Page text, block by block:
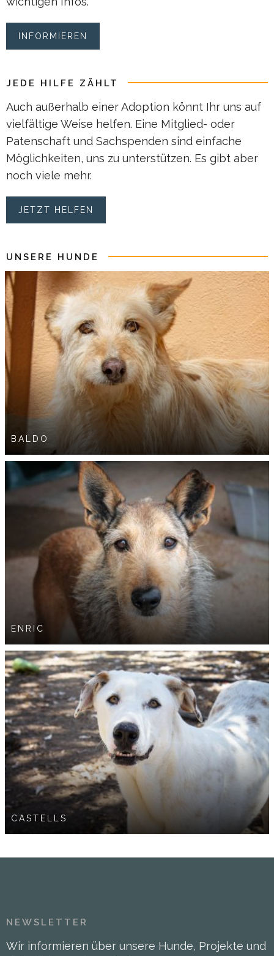
INFORMIEREN
JEDE HILFE ZÄHLT
Auch außerhalb einer Adoption könnt Ihr uns auf
vielfältige Weise helfen. Eine Mitglied- oder
Patenschaft und Sachspenden sind einfache
Möglichkeiten, uns zu unterstützen. Es gibt aber
noch viele mehr.
JETZT HELFEN
UNSERE HUNDE
BALDO
ENRIC
CASTELLS
NEWSLETTER
Wir informieren über unsere Hunde, Projekte und